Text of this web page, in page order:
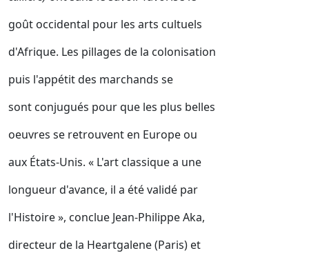
goût occidental pour les arts cultuels
d'Afrique. Les pillages de la colonisation
puis l'appétit des marchands se
sont conjugués pour que les plus belles
oeuvres se retrouvent en Europe ou
aux États-Unis. « L'art classique a une
longueur d'avance, il a été validé par
l'Histoire », conclue Jean-Philippe Aka,
directeur de la Heartgalene (Paris) et